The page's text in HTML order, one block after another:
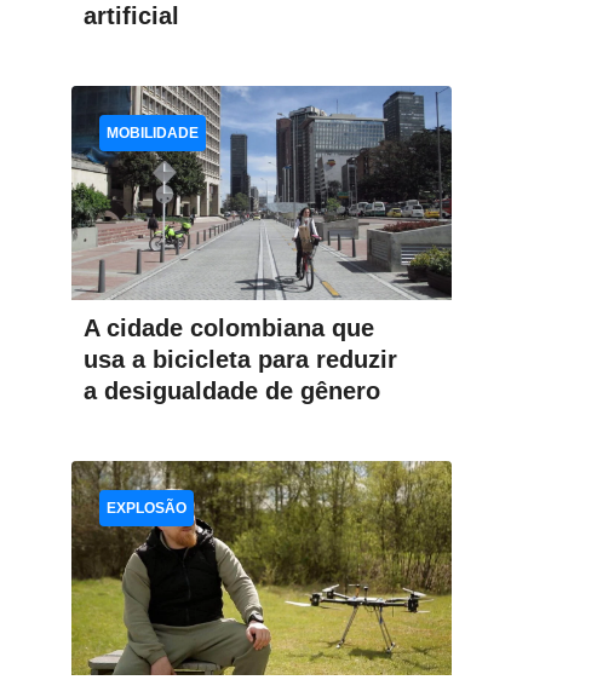
artificial
A cidade colombiana que
usa a bicicleta para reduzir
a desigualdade de gênero
MOBILIDADE
EXPLOSÃO